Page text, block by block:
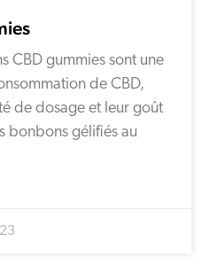
CBD gummies sont une
de CBD,
de dosage et leur goût
bonbons gélifiés au